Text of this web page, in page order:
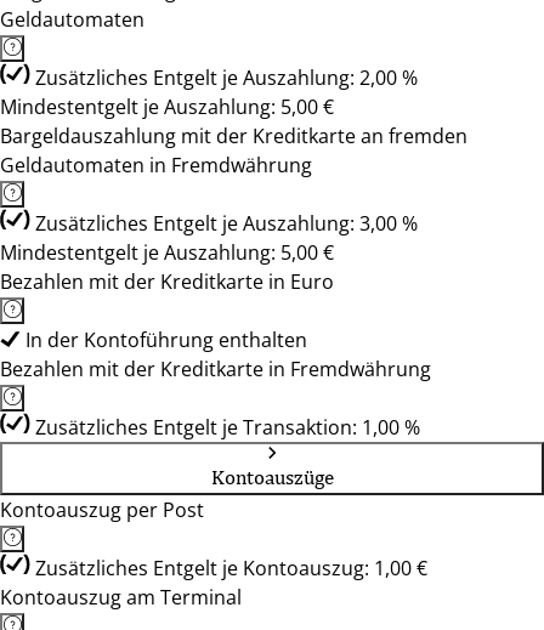
Geldautomaten
Zusätzliches Entgelt je Auszahlung: 2,00 %
Mindestentgelt je Auszahlung: 5,00 €
Bargeldauszahlung mit der Kreditkarte an fremden
Geldautomaten in Fremdwährung
Zusätzliches Entgelt je Auszahlung: 3,00 %
Mindestentgelt je Auszahlung: 5,00 €
Bezahlen mit der Kreditkarte in Euro
In der Kontoführung enthalten
Bezahlen mit der Kreditkarte in Fremdwährung
Zusätzliches Entgelt je Transaktion: 1,00 %
Kontoauszüge
Kontoauszug per Post
Zusätzliches Entgelt je Kontoauszug: 1,00 €
Kontoauszug am Terminal